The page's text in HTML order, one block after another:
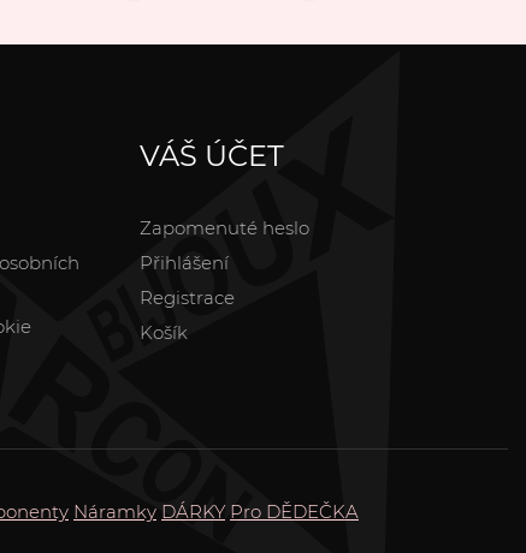
VÁŠ ÚČET
Zapomenuté heslo
Přihlášení
Registrace
Košík
Náramky DÁRKY Pro DĚDEČKA